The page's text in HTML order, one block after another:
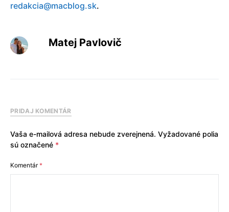
redakcia@macblog.sk.
Matej Pavlovič
PRIDAJ KOMENTÁR
Vaša e-mailová adresa nebude zverejnená. Vyžadované polia
sú označené *
Komentár*